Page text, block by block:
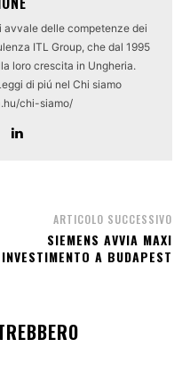
avvale delle competenze dei
ITL Group, che dal 1995
loro crescita in Ungheria.
di piú nel Chi siamo
chi-siamo/
ARTICOLO SUCCESSIVO
SIEMENS AVVIA MAXI
INVESTIMENTO A BUDAPEST